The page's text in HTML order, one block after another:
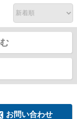
お問い合わせ